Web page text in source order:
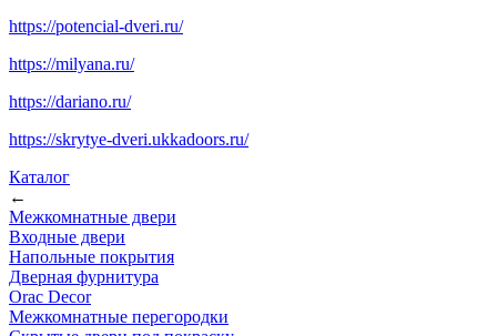
https://potencial-dveri.ru/
https://milyana.ru/
https://dariano.ru/
https://skrytye-dveri.ukkadoors.ru/
Каталог
←
Межкомнатные двери
Входные двери
Напольные покрытия
Дверная фурнитура
Orac Decor
Межкомнатные перегородки